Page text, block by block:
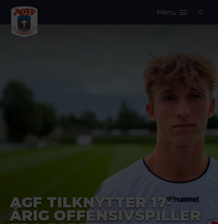
Menu
AGF TILKNYTTER 17-
ÅRIG OFFENSIVSPILLER